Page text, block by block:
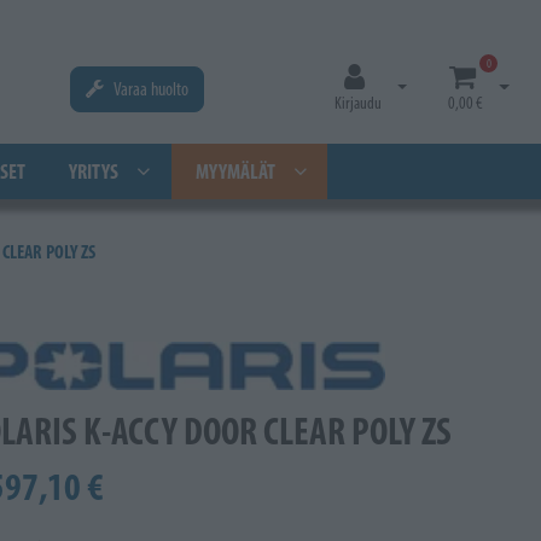
Varaa huolto
Kirjaudu
Avaa kirjautuminen
0
0,00 €
Avaa
YRITYS MYYMÄLÄT
POLY ZS
K-ACCY DOOR CLEAR POLY ZS
€